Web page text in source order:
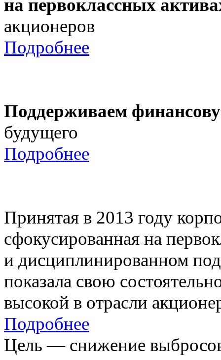
на первоклассных
акционеров
Подробнее
Поддерживаем
будущего
Подробнее
Принятая в 2013 году
сфокусированная на
и дисциплинированном
показала свою
высокой в отрасли
Подробнее
Цель — снижение